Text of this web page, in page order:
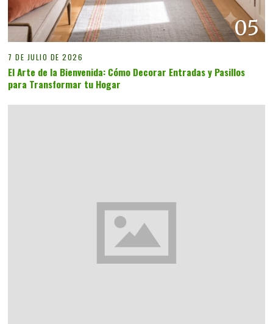
05
7 DE JULIO DE 2026
El Arte de la Bienvenida: Cómo Decorar Entradas y Pasillos
para Transformar tu Hogar